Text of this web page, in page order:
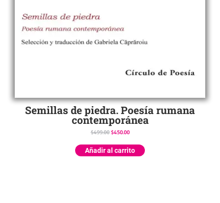
Semillas de piedra. Poesía rumana
contemporánea
$499.00 $450.00
Añadir al carrito